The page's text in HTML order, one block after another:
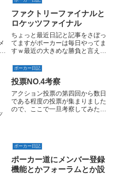
ーカープレイヤーの経験を元にし
ています。第二回投票ページは
ファクトリーファイナルと
ロケッツファイナル
ちょっと最近日記と記事をさぼっ
てますがポーカーは毎日やってま
すｗ最近の大きめな勝負と言え
イナルとロケッツのファイナル。
ポーカー日記
投票NO.4考察
アクション投票の第四回から数日
である程度の投票が集まりました
ので、ここで一旦考察してみたい
ポーカー日記
ポーカー道にメンバー登録
機能とかフォーラムとか設